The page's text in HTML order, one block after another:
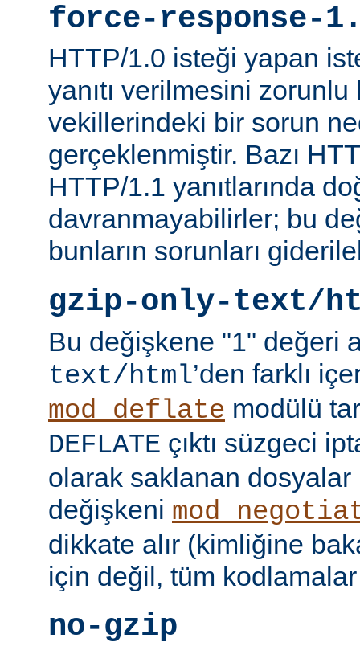
force-response-
HTTP/1.0 isteği yapan
yanıtı verilmesini zorunlu
vekillerindeki bir sorun
gerçeklenmiştir. Bazı
HTTP/1.1 yanıtlarında
davranmayabilirler; bu
bunların sorunları
gzip-only-text/
Bu değişkene "1" değeri
text/html’den farklı
mod_deflate modülü
DEFLATE çıktı süzgeci
olarak saklanan dosyalar
değişkeni
dikkate alır (kimliğine
için değil, tüm
no-gzip